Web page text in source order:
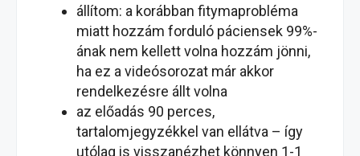
állítom: a korábban fitymaprobléma
miatt hozzám forduló páciensek 99%-
ának nem kellett volna hozzám jönni,
ha ez a videósorozat már akkor
rendelkezésre állt volna
az előadás 90 perces,
tartalomjegyzékkel van ellátva – így
utólag is visszanézhet könnyen 1-1